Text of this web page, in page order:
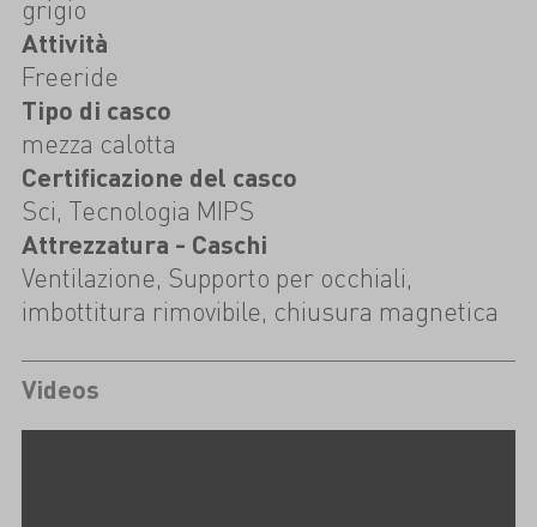
grigio
Attività
Freeride
Tipo di casco
mezza calotta
Certificazione del casco
Sci, Tecnologia MIPS
Attrezzatura - Caschi
Ventilazione, Supporto per occhiali,
imbottitura rimovibile, chiusura magnetica
Videos